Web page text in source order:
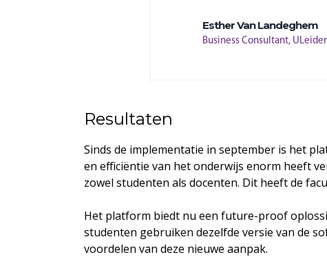
Esther Van Landeghem
Business Consultant,
Resultaten
Sinds de implementatie in september is het
en efficiëntie van het onderwijs enorm heeft
zowel studenten als docenten. Dit heeft de
Het platform biedt nu een future-proof
studenten gebruiken dezelfde versie van de
voordelen van deze nieuwe aanpak.